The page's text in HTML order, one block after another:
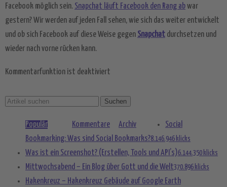
powered byUsercentrics Consent
Management Platform
& eRecht24
Facebook möglich sein. Snapchat läuft Facebook den Rang abwar
gestern? Wir werden auf jeden Fall sehen, wie sich das weiter entwickelt
und ob sich Facebook auf diese Weise gegen Snapchat durchsetzen und
wieder nach vorne rücken kann.
Kommentarfunktion ist deaktiviert
Populär Kommentare Archiv
Social
Bookmarking: Was sind Social Bookmarks?8.146.946 klicks
Was ist ein Screenshot? (Erstellen, Tools und API’s)6.144.350 klicks
Mittwochsabend – Ein Blog über Gott und die Welt370.896 klicks
Hakenkreuz – Hakenkreuz Gebäude auf Google Earth